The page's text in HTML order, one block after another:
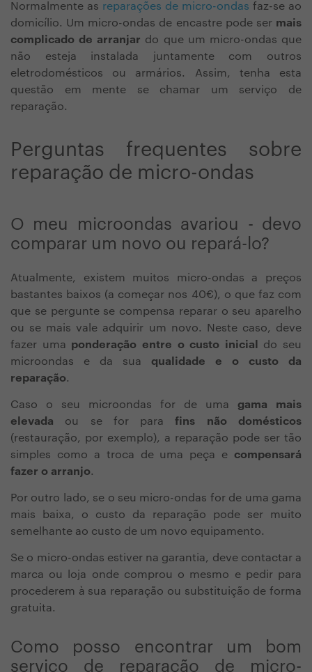
Normalmente as reparações de micro-ondas faz-se ao
domicílio. Um micro-ondas de encastre pode sermais
complicado de arranjar do que um micro-ondas que
não esteja instalada juntamente com outros
eletrodomésticos ou armários. Assim, tenha esta
questão em mente se chamar um serviço de
reparação.
Perguntas frequentes sobre
reparação de micro-ondas
O meu microondas avariou - devo
comparar um novo ou repará-lo?
Atualmente, existem muitos micro-ondas a preços
bastantes baixos (a começar nos 40€), o que faz com
que se pergunte se compensa reparar o seu aparelho
ou se mais vale adquirir um novo. Neste caso, deve
fazer uma ponderação entre o custo inicial do seu
microondas e da sua qualidade e o custo da
reparação.
Caso o seu microondas for de uma gama mais
elevada ou se for para fins não domésticos
(restauração, por exemplo), a reparação pode ser tão
simples como a troca de uma peça e compensará
fazer o arranjo.
Por outro lado, se o seu micro-ondas for de uma gama
mais baixa, o custo da reparação pode ser muito
semelhante ao custo de um novo equipamento.
Se o micro-ondas estiver na garantia, deve contactar a
marca ou loja onde comprou o mesmo e pedir para
procederem à sua reparação ou substituição de forma
gratuita.
Como posso encontrar um bom
serviço de reparação de micro-